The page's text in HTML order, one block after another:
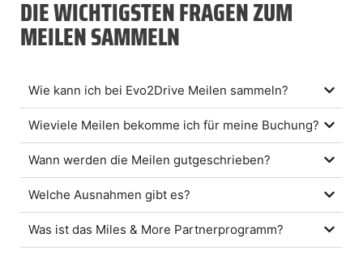
DIE WICHTIGSTEN FRAGEN ZUM
MEILEN SAMMELN
Wie kann ich bei Evo2Drive Meilen sammeln?
Wieviele Meilen bekomme ich für meine Buchung?
Wann werden die Meilen gutgeschrieben?
Welche Ausnahmen gibt es?
Was ist das Miles & More Partnerprogramm?